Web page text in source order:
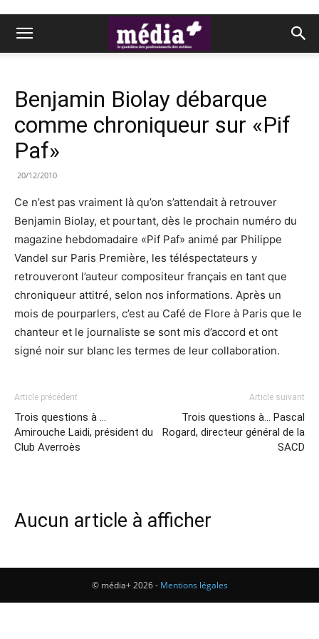
Benjamin Biolay débarque
comme chroniqueur sur «Pif
Paf»
20/12/2010
Ce n’est pas vraiment là qu’on s’attendait à retrouver
Benjamin Biolay, et pourtant, dès le prochain numéro du
magazine hebdomadaire «Pif Paf» animé par Philippe
Vandel sur Paris Première, les téléspectateurs y
retrouveront l’auteur compositeur français en tant que
chroniqueur attitré, selon nos informations. Après un
mois de pourparlers, c’est au Café de Flore à Paris que le
chanteur et le journaliste se sont mis d’accord et ont
signé noir sur blanc les termes de leur collaboration.
Article précédent
Trois questions à …
Amirouche Laidi, président du
Club Averroès
Article suivant
Trois questions à… Pascal
Rogard, directeur général de la
SACD
Aucun article à afficher
© média+ 2026 - Mentions légales